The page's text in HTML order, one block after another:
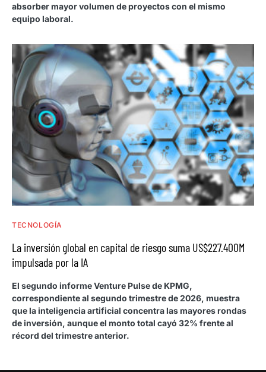
absorber mayor volumen de proyectos con el mismo
equipo laboral.
TECNOLOGÍA
La inversión global en capital de riesgo suma US$227.400M
impulsada por la IA
El segundo informe Venture Pulse de KPMG,
correspondiente al segundo trimestre de 2026, muestra
que la inteligencia artificial concentra las mayores rondas
de inversión, aunque el monto total cayó 32% frente al
récord del trimestre anterior.